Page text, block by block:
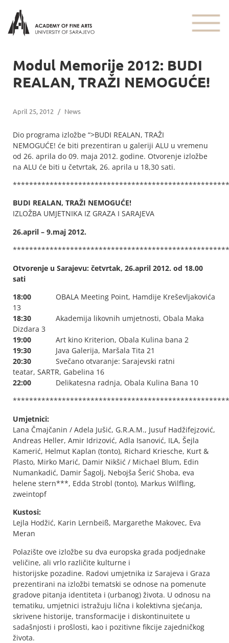
Modul Memorije 2012: BUDI
REALAN, TRAŽI NEMOGUĆE!
April 25, 2012 / News
Dio programa izložbe “>BUDI REALAN, TRAŽI
NEMOGUĆE! će biti prezentiran u galeriji ALU u vremenu
od 26. aprila do 09. maja 2012. godine. Otvorenje izložbe
na ALU će biti u četvrtak, 26. aprila u 18,30 sati.
BUDI REALAN, TRAŽI NEMOGUĆE!
IZLOŽBA UMJETNIKA IZ GRAZA I SARAJEVA
26.april – 9.maj 2012.
Otvorenje u Sarajevu: četvrtak, 26.april 2012. od 18.00
sati
18:00 OBALA Meeting Point, Hamdije Kreševljakovića
13
18:30 Akademija likovnih umjetnosti, Obala Maka
Dizdara 3
19:00 Art kino Kriterion, Obala Kulina bana 2
19:30 Java Galerija, Maršala Tita 21
20:30 Svečano otvaranje: Sarajevski ratni
teatar, SARTR, Gabelina 16
22:00 Delikatesna radnja, Obala Kulina Bana 10
Umjetnici:
Lana Čmajčanin / Adela Jušić, G.R.A.M., Jusuf Hadžifejzović,
Andreas Heller, Amir Idrizović, Adla Isanović, ILA, Šejla
Kamerić, Helmut Kaplan (tonto), Richard Kriesche, Kurt &
Plasto, Mirko Marić, Damir Nikšić / Michael Blum, Edin
Numankadić, Damir Šagolj, Nebojša Šerić Shoba, eva
helene stern***, Edda Strobl (tonto), Markus Wilfling,
zweintopf
Kustosi:
Lejla Hodžić, Karin Lernbeiß, Margarethe Makovec, Eva
Meran
Polazište ove izložbe su dva europska grada podjednake
veličine, ali vrlo različite kulturne i
historijske pozadine. Radovi umjetnika iz Sarajeva i Graza
prezentirani na izložbi tematski se odnose na pomenute
gradove pitanja identiteta i (urbanog) života. U odnosu na
tematiku, umjetnici istražuju lična i kolektivna sjećanja,
skrivene historije, transformacije i diskontinuitete u
sadašnjosti i prošlosti, kao i pozitivne fikcije zajedničkog
života.